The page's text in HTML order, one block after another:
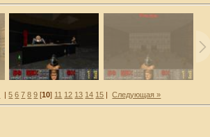
|5 6 7 8 9 [10] 11 12 13 14 15 |Следующая »